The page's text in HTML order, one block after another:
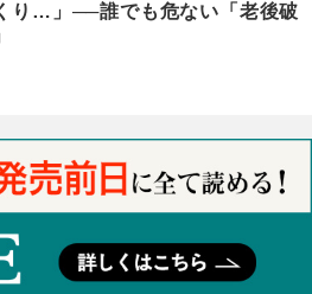
り…」──誰でも危ない「老後破